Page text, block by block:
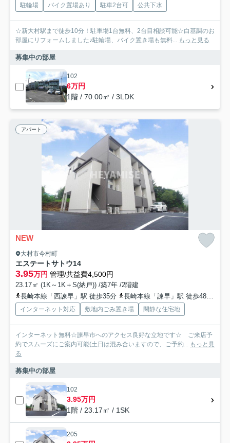
駐輪場 バイク置場あり 駐車2台可 公共下水
☆新大村駅まで徒歩10分！駐車場1台無料、2台目相談可能☆白基調のお
部屋にリフォームしました♪駐輪場、バイク置き場も無料... もっと見る
募集中の部屋
102
6万円
1階 / 70.00㎡ / 3LDK
アパート
NEW
大村市今村町
エステートサトウ14
3.95万円 管理/共益費4,500円
23.17㎡ (1K～1K＋S(納戸)) /築7年 /2階建
長崎本線「西諫早」駅 徒歩35分
長崎本線「諫早」駅 徒歩48分
インターネット対応 敷地内ごみ置き場 閑静な住宅地
インターネット無料☆諫早市へのアクセス良好な立地です☆ ご来店予
約でスムーズにご案内可能(土日は混み合いますので、ご予約... もっと見
る
募集中の部屋
102
3.95万円
1階 / 23.17㎡ / 1SK
205